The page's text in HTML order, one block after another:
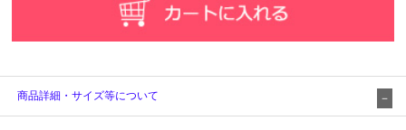
商品詳細・サイズ等について